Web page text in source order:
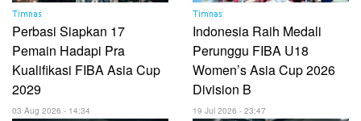
Timnas
Perbasi Siapkan 17
Pemain Hadapi Pra
Kualifikasi FIBA Asia Cup
2029
03 Aug 2026 - 14:34
Timnas
Indonesia Raih Medali
Perunggu FIBA U18
Women’s Asia Cup 2026
Division B
19 Jul 2026 - 23:47